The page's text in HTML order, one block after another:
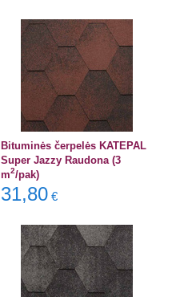
Bituminės čerpelės KATEPAL
Super Jazzy Raudona (3
m2/pak)
31,80 €